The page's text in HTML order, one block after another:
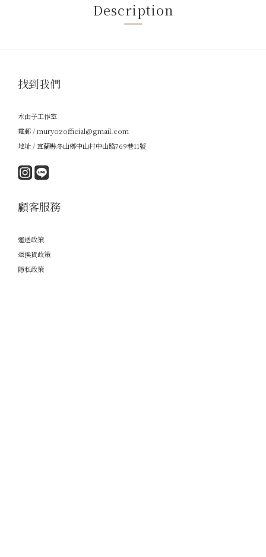
Description
找到我們
木由子工作室
電郵 / muryozofficial@gmail.com
地址 / 宜蘭縣冬山鄉中山村中山路769巷11號
顧客服務
運送政策
退換貨政策
隱私政策